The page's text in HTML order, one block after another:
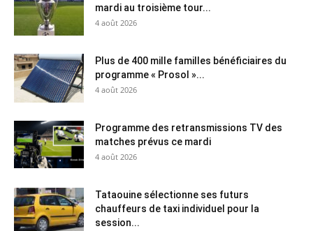
mardi au troisième tour...
4 août 2026
Plus de 400 mille familles bénéficiaires du
programme « Prosol »...
4 août 2026
Programme des retransmissions TV des
matches prévus ce mardi
4 août 2026
Tataouine sélectionne ses futurs
chauffeurs de taxi individuel pour la
session...